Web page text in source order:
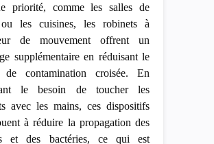
priorité, comme les salles de
ou les cuisines, les robinets à
de mouvement offrent un
supplémentaire en réduisant le
de contamination croisée. En
le besoin de toucher les
avec les mains, ces dispositifs
à réduire la propagation des
et des bactéries, ce qui est